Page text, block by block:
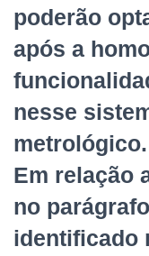
poderão
após a
nesse
metrológico.
Em relação
no
identificado